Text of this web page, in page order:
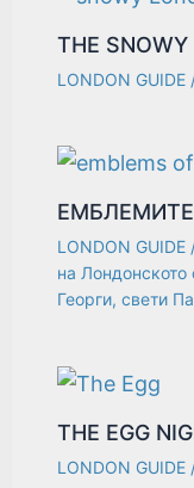
THE SNOWY
LONDON GUIDE
ЕМБЛЕМИТЕ
LONDON GUIDE
на Лондонското
Георги,свети
THE EGG
LONDON GUIDE